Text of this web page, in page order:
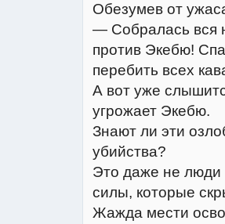
Обезумев от
— Собралась вся
против Экебю!
перебить всех
А вот уже
угрожает Экебю.
Знают ли эти
убийства?
Это даже не люди
силы, которые
Жажда мести